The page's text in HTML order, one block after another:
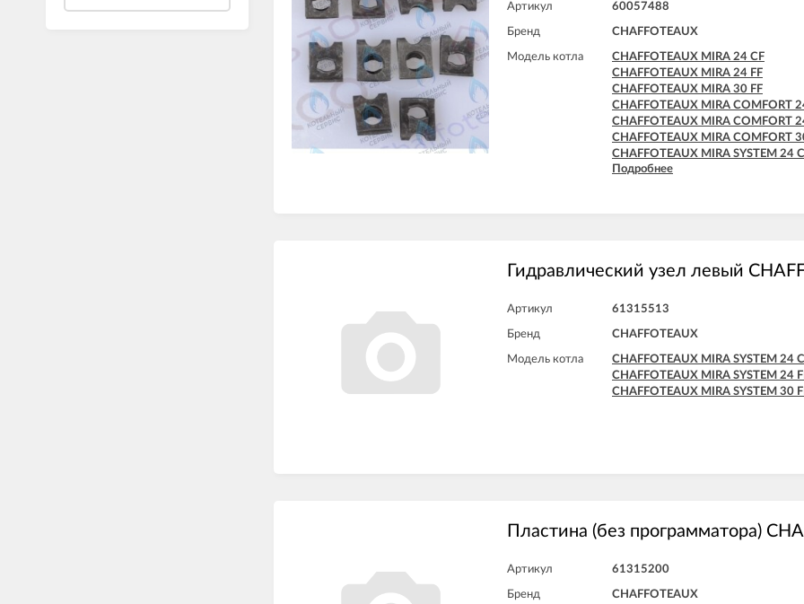
Артикул 60057488
Бренд CHAFFOTEAUX
Модель котла
CHAFFOTEAUX MIRA 24 CF
CHAFFOTEAUX MIRA 24 FF
CHAFFOTEAUX MIRA 30 FF
CHAFFOTEAUX MIRA COMFORT
CHAFFOTEAUX MIRA COMFORT
CHAFFOTEAUX MIRA COMFORT
CHAFFOTEAUX MIRA SYSTEM 24
CHAFFOTEAUX MIRA SYSTEM 24 FF
Подробнее
Гидравлический узел левый
Артикул 61315513
Бренд CHAFFOTEAUX
Модель котла
CHAFFOTEAUX MIRA SYSTEM 24
CHAFFOTEAUX MIRA SYSTEM 24
CHAFFOTEAUX MIRA SYSTEM 30
Пластина (без программатора)
Артикул 61315200
Бренд CHAFFOTEAUX